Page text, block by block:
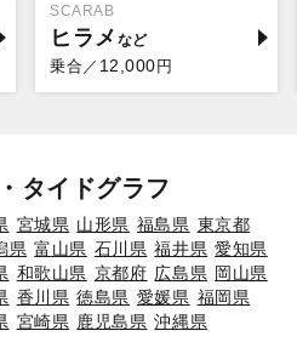
SCARAB
ヒラメ
乗合／ 12,000円
タイドグラフ
宮城県 山形県 福島県 東京都
県 富山県 石川県 福井県 愛知県
和歌山県 京都府 広島県 岡山県
香川県 徳島県 愛媛県 福岡県
宮崎県 鹿児島県 沖縄県